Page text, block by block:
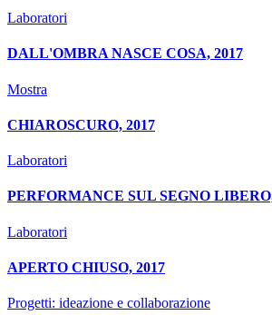
Laboratori
DALL'OMBRA NASCE COSA, 2017
Mostra
CHIAROSCURO, 2017
Laboratori
PERFORMANCE SUL SEGNO
Laboratori
APERTO CHIUSO, 2017
Progetti: ideazione e collaborazione